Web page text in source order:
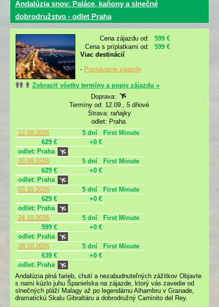
Andalúzia snov: Paláce, kaňony a slnečné
dobrodružstvo - odlet Praha
Cena zájazdu od:
599 €
Cena s príplatkami od:
599 €
Viac destinácií
- Poznávacie zájazdy
Zobraziť všetky termíny a popis zájazdu »
Doprava:
Termíny od: 12.09., 5 dňové
Strava: raňajky
odlet: Praha
12.09.2026
5 dní
First Minute
629 €
+0 €
odlet: Praha
26.09.2026
5 dní
First Minute
629 €
+0 €
odlet: Praha
03.10.2026
5 dní
First Minute
629 €
+0 €
odlet: Praha
24.10.2026
5 dní
First Minute
599 €
+0 €
odlet: Praha
28.10.2026
5 dní
First Minute
639 €
+0 €
odlet: Praha
Andalúzia plná farieb, chutí a nezabudnuteľných zážitkov Objavte
s nami kúzlo juhu Španielska na zájazde, ktorý vás zavedie od
slnečných pláží Malagy až po legendárnu Alhambru v Granade,
dramatickú Skalu Gibraltáru a dobrodružný Caminito del Rey.